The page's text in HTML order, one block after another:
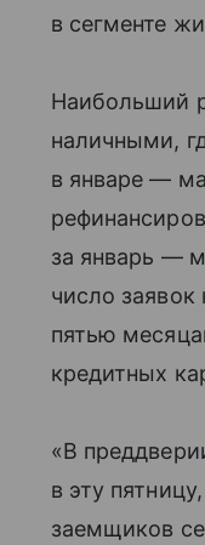
в сегменте
Наибольший
наличными,
в январе —
за январь —
число заявок
пятью
кредитных
«В
в эту
заемщиков